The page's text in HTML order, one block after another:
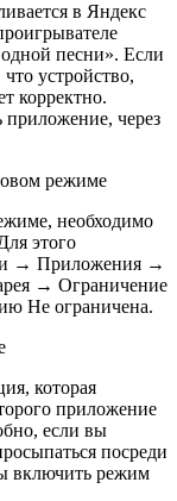
в Яндекс
песни». Если
устройство,
корректно.
приложение, через
режиме
необходимо
этого
→ Приложения →
→ Ограничение
Не ограничена.
которая
приложение
если вы
посреди
включить режим